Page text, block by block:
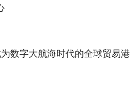
数字大航海时代的全球贸易港